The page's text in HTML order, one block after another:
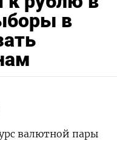
в
валютной пары